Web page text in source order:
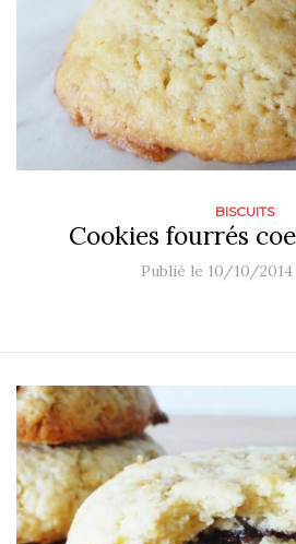
BISCUITS
Cookies fourrés
Publié le 10/10/2014